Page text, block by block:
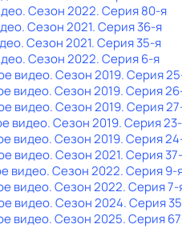
. Сезон 2022. Серия 80-я
. Сезон 2021. Серия 36-я
. Сезон 2021. Серия 35-я
. Сезон 2022. Серия 6-я
видео. Сезон 2019. Серия
видео. Сезон 2019. Серия
видео. Сезон 2019. Серия
видео. Сезон 2019. Серия
видео. Сезон 2019. Серия
видео. Сезон 2021. Серия
видео. Сезон 2022. Серия 9-
видео. Сезон 2022. Серия 7-
видео. Сезон 2024. Серия
видео. Сезон 2025. Серия